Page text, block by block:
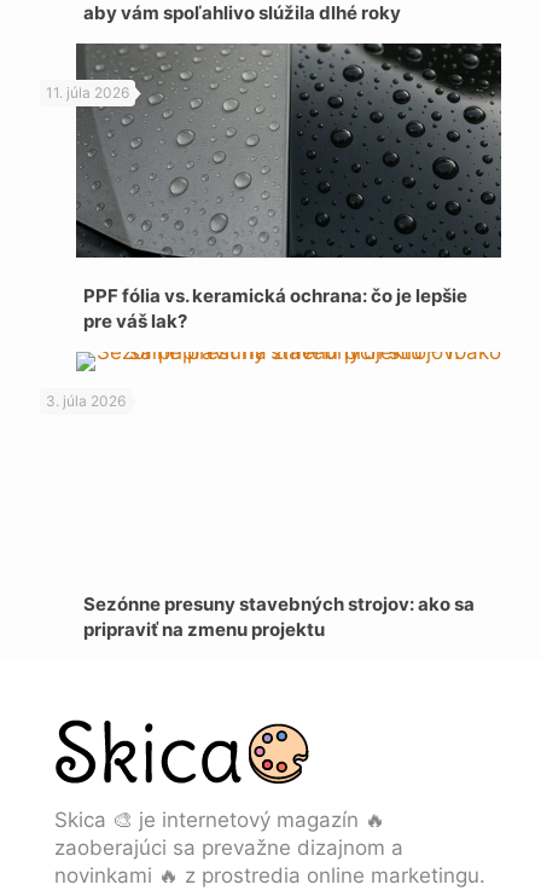
aby vám spoľahlivo slúžila dlhé roky
11. júla 2026
PPF fólia vs. keramická ochrana: čo je lepšie
pre váš lak?
3. júla 2026
Sezónne presuny stavebných strojov: ako sa
pripraviť na zmenu projektu
Skica 🎨 je internetový magazín 🔥
zaoberajúci sa prevažne dizajnom a
novinkami 🔥 z prostredia online marketingu.